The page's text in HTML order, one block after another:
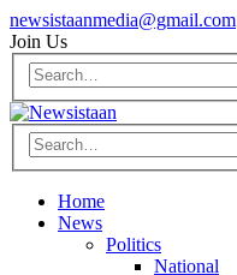
newsistaanmedia@gmail.com
Join Us
Home
News
Politics
National